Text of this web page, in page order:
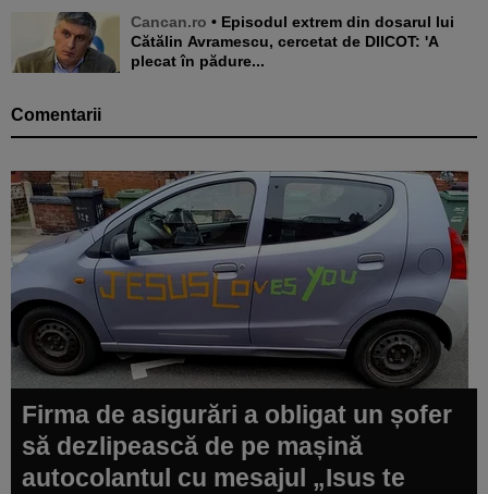
Cancan.ro • Episodul extrem din dosarul lui
Cătălin Avramescu, cercetat de DIICOT: 'A
plecat în pădure...
Comentarii
Firma de asigurări a obligat un șofer
să dezlipească de pe mașină
autocolantul cu mesajul „Isus te